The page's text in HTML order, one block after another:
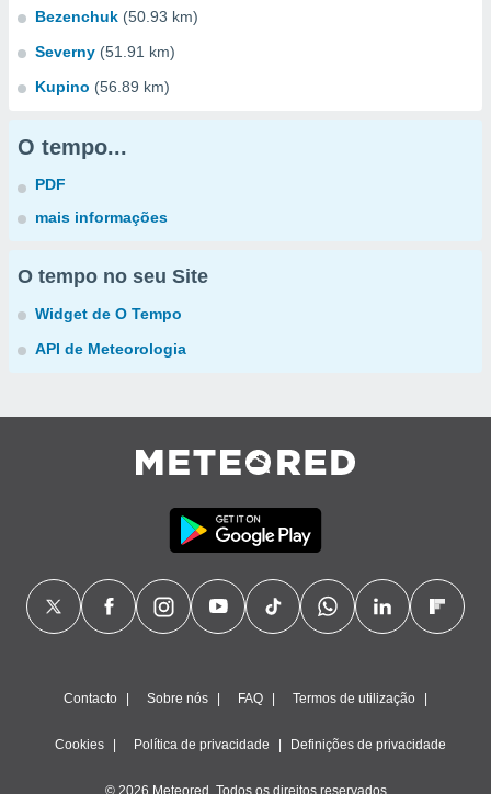
Bezenchuk (50.93 km)
Severny (51.91 km)
Kupino (56.89 km)
O tempo...
PDF
mais informações
O tempo no seu Site
Widget de O Tempo
API de Meteorologia
Contacto Sobre nós FAQ Termos de utilização
Cookies Política de privacidade Definições de privacidade
© 2026 Meteored. Todos os direitos reservados